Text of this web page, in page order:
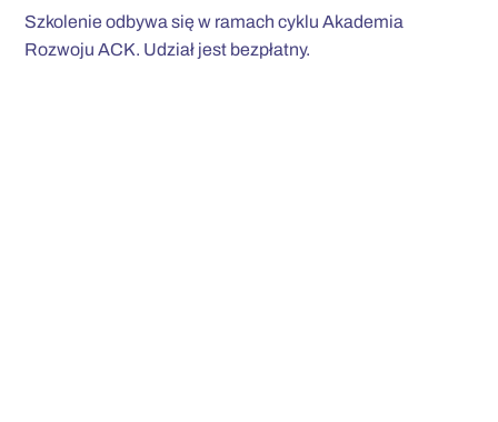
Szkolenie odbywa się w ramach cyklu Akademia
Rozwoju ACK. Udział jest bezpłatny.